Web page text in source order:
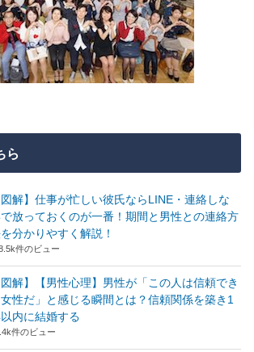
ら
図解】仕事が忙しい彼氏ならLINE・連絡しな
放っておくのが一番！期間と男性との連絡方
分かりやすく解説！
件のビュー
図解】【男性心理】男性が「この人は信頼でき
性だ」と感じる瞬間とは？信頼関係を築き1
内に結婚する
件のビュー